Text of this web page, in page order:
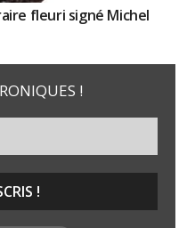
fleuri signé Michel
!